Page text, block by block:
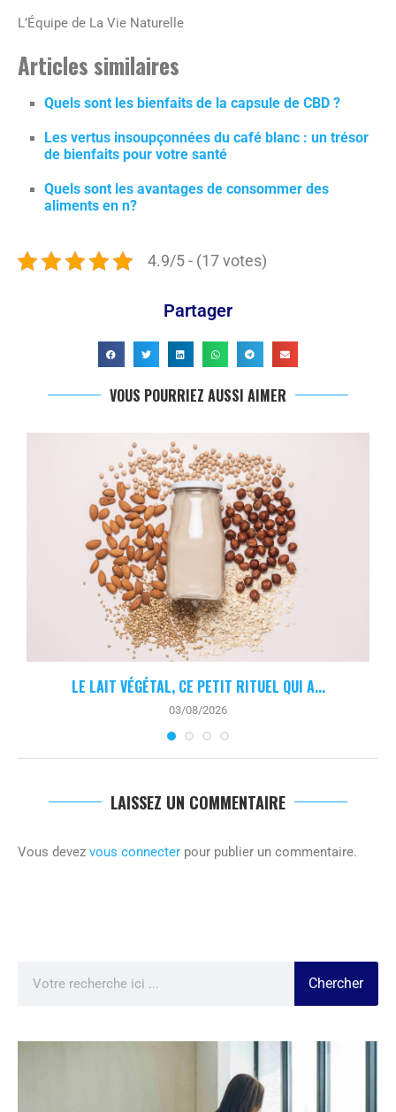
L’Équipe de La Vie Naturelle
Articles similaires
Quels sont les bienfaits de la capsule de CBD ?
Les vertus insoupçonnées du café blanc : un trésor
de bienfaits pour votre santé
Quels sont les avantages de consommer des
aliments en n?
4.9/5 - (17 votes)
Partager
VOUS POURRIEZ AUSSI AIMER
LE LAIT VÉGÉTAL, CE PETIT RITUEL QUI A...
03/08/2026
LAISSEZ UN COMMENTAIRE
Vous devez vous connecter pour publier un commentaire.
Chercher